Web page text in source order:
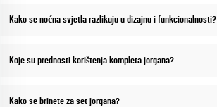
Kako se noćna svjetla razlikuju u dizajnu i funkcionalnosti?
Koje su prednosti korištenja kompleta jorgana?
Kako se brinete za set jorgana?